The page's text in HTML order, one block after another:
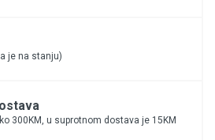
je na stanju)
300KM, u suprotnom dostava je 15KM